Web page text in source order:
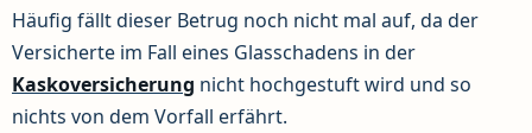
Häufig fällt dieser Betrug noch nicht mal auf, da der
Versicherte im Fall eines Glasschadens in der
Kaskoversicherung nicht hochgestuft wird und so
nichts von dem Vorfall erfährt.